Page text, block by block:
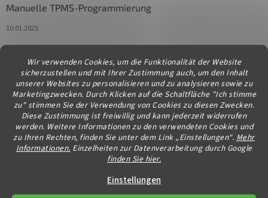
Wir verwenden Cookies, um die Funktionalität der Website
sicherzustellen und mit Ihrer Zustimmung auch, um den Inhalt
unserer Websites zu personalisieren und zu analysieren sowie zu
Marketingzwecken. Durch Klicken auf die Schaltfläche "Ich stimme
zu" stimmen Sie der Verwendung von Cookies zu diesen Zwecken.
Diese Zustimmung ist freiwillig und kann jederzeit widerrufen
werden. Weitere Informationen zu den verwendeten Cookies und
zu Ihren Rechten, finden Sie unter dem Link „Einstellungen“. Mehr
Informationen. Einzelheiten zur Datenverarbeitung durch Google
finden Sie hier.
Einstellungen
Manuelle TPMS-Programmierung
10.01.2025
Kontakt
info@diagstore.at
Erstellt von Shoptet